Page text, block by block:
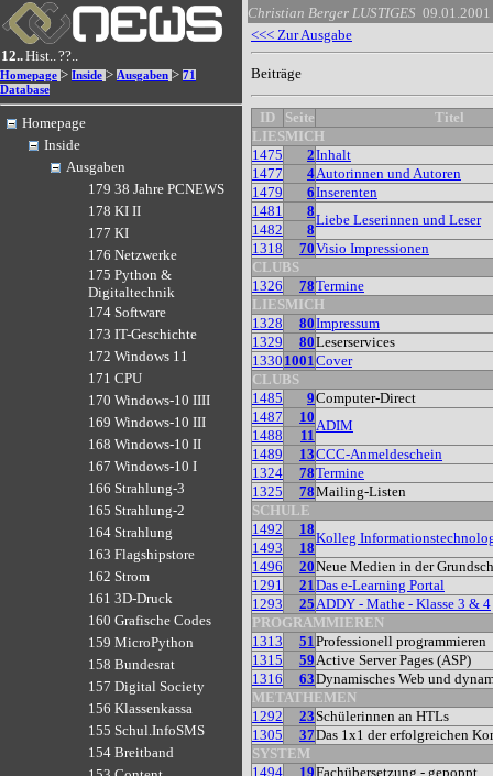
12..Hist..??..
Homepage > Inside > Ausgaben > 71
Database
Homepage
Inside
Ausgaben
179 38 Jahre PCNEWS
178 KI II
177 KI
176 Netzwerke
175 Python &
Digitaltechnik
174 Software
173 IT-Geschichte
172 Windows 11
171 CPU
170 Windows-10 IIII
169 Windows-10 III
168 Windows-10 II
167 Windows-10 I
166 Strahlung-3
165 Strahlung-2
164 Strahlung
163 Flagshipstore
162 Strom
161 3D-Druck
160 Grafische Codes
159 MicroPython
158 Bundesrat
157 Digital Society
156 Klassenkassa
155 Schul.InfoSMS
154 Breitband
Christian Berger LUSTIGES 09.01.2001
<<< Zur Ausgabe
Beiträge
ID Seite
Titel
LIESMICH
1475
2Inhalt
1477
4Autorinnen und Autoren
1479
6Inserenten
1481
8
Liebe Leserinnen und Leser
1482
8
1318
70Visio Impressionen
CLUBS
1326
78Termine
LIESMICH
1328
80Impressum
1329
80Leserservices
1330 1001Cover
CLUBS
1485
9Computer-Direct
1487
10
ADIM
1488
11
1489
13CCC-Anmeldeschein
1324
78Termine
1325
78Mailing-Listen
SCHULE
1492
18
Kolleg
1493
18
1496
20Neue Medien in der
1291
21Das e-Learning Portal
1293
25ADDY - Mathe - Klasse 3 & 4
PROGRAMMIEREN
1313
51Professionell programmieren
1315
59Active Server Pages (ASP)
1316
63Dynamisches Web und
METATHEMEN
1292
23Schülerinnen an HTLs
1305
37Das 1x1 der erfolgreichen
SYSTEM
1494
19Fachübersetzung - gepoppt